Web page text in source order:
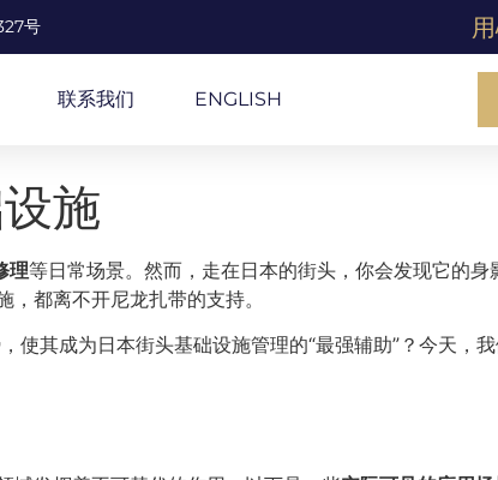
号
联系我们 ENGLISH
施
理等日常场景。然而，走在日本的街头，你会发现它的
，都离不开尼龙扎带的支持。
使其成为日本街头基础设施管理的“最强辅助”？今天，